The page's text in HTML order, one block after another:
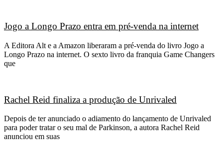
Jogo a Longo Prazo entra em pré-venda na internet
A Editora Alt e a Amazon liberaram a pré-venda do livro Jogo a
Longo Prazo na internet. O sexto livro da franquia Game Changers
que
Rachel Reid finaliza a produção de Unrivaled
Depois de ter anunciado o adiamento do lançamento de Unrivaled
para poder tratar o seu mal de Parkinson, a autora Rachel Reid
anunciou em suas